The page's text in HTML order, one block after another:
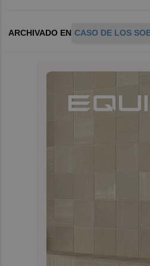
ARCHIVADO EN CASO DE LOS